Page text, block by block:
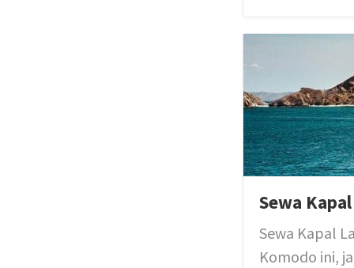
Sewa
Sewa Kapal
Komodo ini,